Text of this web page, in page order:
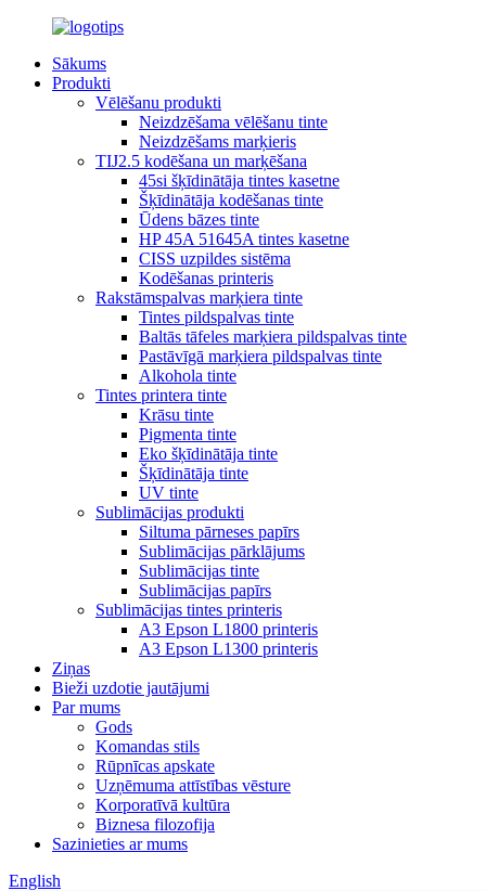
Sākums
Produkti
Vēlēšanu produkti
Neizdzēšama vēlēšanu tinte
Neizdzēšams marķieris
TIJ2.5 kodēšana un marķēšana
45si šķīdinātāja tintes kasetne
Šķīdinātāja kodēšanas tinte
Ūdens bāzes tinte
HP 45A 51645A tintes kasetne
CISS uzpildes sistēma
Kodēšanas printeris
Rakstāmspalvas marķiera tinte
Tintes pildspalvas tinte
Baltās tāfeles marķiera pildspalvas tinte
Pastāvīgā marķiera pildspalvas tinte
Alkohola tinte
Tintes printera tinte
Krāsu tinte
Pigmenta tinte
Eko šķīdinātāja tinte
Šķīdinātāja tinte
UV tinte
Sublimācijas produkti
Siltuma pārneses papīrs
Sublimācijas pārklājums
Sublimācijas tinte
Sublimācijas papīrs
Sublimācijas tintes printeris
A3 Epson L1800 printeris
A3 Epson L1300 printeris
Ziņas
Bieži uzdotie jautājumi
Par mums
Gods
Komandas stils
Rūpnīcas apskate
Uzņēmuma attīstības vēsture
Korporatīvā kultūra
Biznesa filozofija
Sazinieties ar mums
English